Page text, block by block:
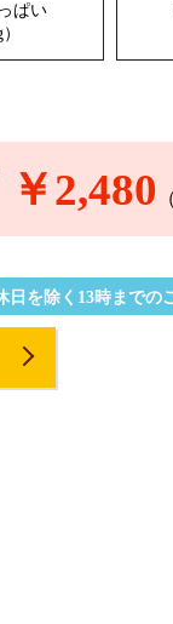
ぱい
￥2,480
日を除く13時までの